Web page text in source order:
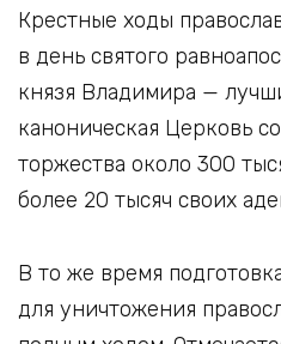
Крестные ходы
в день святого
князя Владимира —
каноническая Церковь
торжества около 300
более 20 тысяч своих
В то же время
для уничтожения